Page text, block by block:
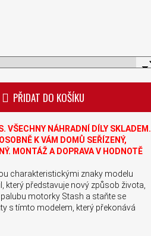
PŘIDAT DO KOŠÍKU
VŠECHNY NÁHRADNÍ DÍLY SKLADEM.
K VÁM DOMŮ SEŘÍZENÝ,
MONTÁŽ A DOPRAVA V HODNOTĚ
charakteristickými znaky modelu
který představuje nový způsob života,
motorky Stash a staňte se
s tímto modelem, který překonává